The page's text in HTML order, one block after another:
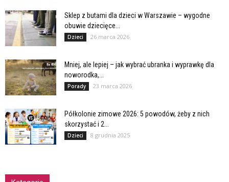
Sklep z butami dla dzieci w Warszawie – wygodne
obuwie dziecięce...
Dzieci 26 marca 2026
Mniej, ale lepiej – jak wybrać ubranka i wyprawkę dla
noworodka,...
Porady 23 marca 2026
Półkolonie zimowe 2026: 5 powodów, żeby z nich
skorzystać i 2...
Dzieci 8 grudnia 2025